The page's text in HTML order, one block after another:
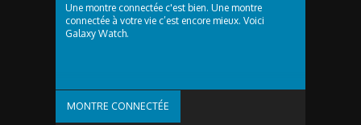
Une montre connectée c'est bien. Une montre
connectée à votre vie c’est encore mieux. Voici
Galaxy Watch.
MONTRE CONNECTÉE